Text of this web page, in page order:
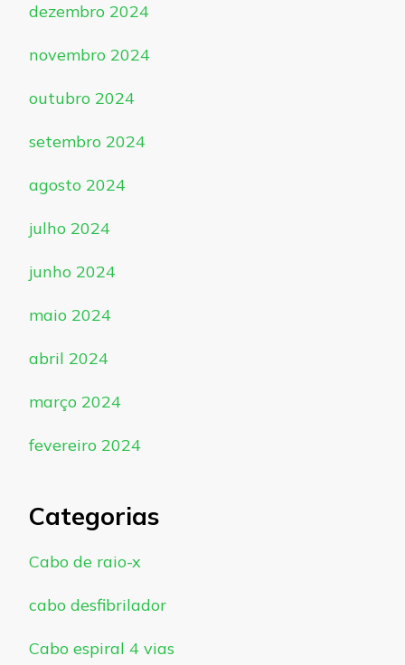
dezembro 2024
novembro 2024
outubro 2024
setembro 2024
agosto 2024
julho 2024
junho 2024
maio 2024
abril 2024
março 2024
fevereiro 2024
Categorias
Cabo de raio-x
cabo desfibrilador
Cabo espiral 4 vias